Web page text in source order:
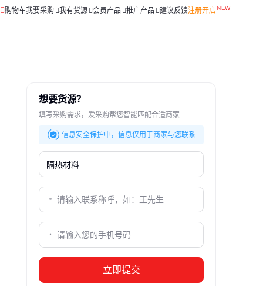
购物车我要采购 我有货源 会员产品 推广产品 建议反馈注册开店
想要货源？
填写采购需求，爱采购帮您智能匹配合适商家
信息安全保护中，信息仅用于商家与您联系
立即提交